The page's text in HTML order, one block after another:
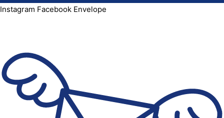
Instagram Facebook Envelope